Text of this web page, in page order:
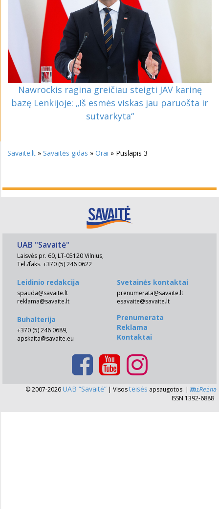
Nawrockis ragina greičiau steigti JAV karinę
bazę Lenkijoje: „Iš esmės viskas jau paruošta ir
sutvarkyta“
Savaite.lt » Savaitės gidas » Orai » Puslapis 3
UAB "Savaitė"
Laisvės pr. 60, LT-05120 Vilnius,
Tel./faks. +370 (5) 246 0622
Leidinio redakcija
spauda@savaite.lt
reklama@savaite.lt
Svetainės kontaktai
prenumerata@savaite.lt
esavaite@savaite.lt
Buhalterija
+370 (5) 246 0689,
apskaita@savaite.eu
Prenumerata
Reklama
Kontaktai
© 2007-2026UAB “Savaitė” | Visosteisės apsaugotos. | iReina
ISSN 1392-6888